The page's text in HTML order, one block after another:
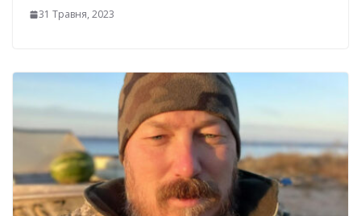
31 Травня, 2023